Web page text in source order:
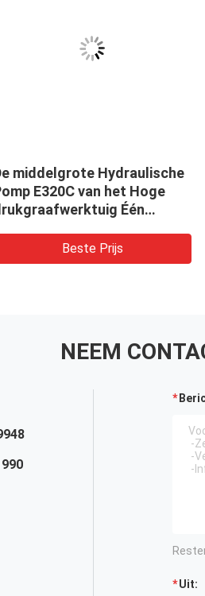
middelgrote Hydraulische
E320C van het Hoge
Één
Beste Prijs
NEEM
Uit: